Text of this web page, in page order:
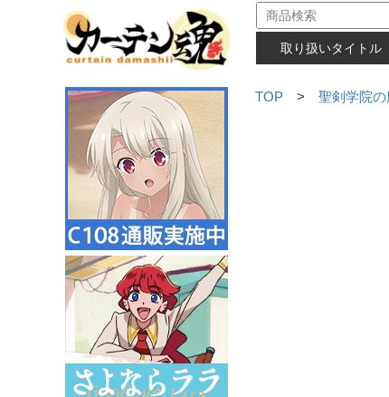
取り扱いタイトル
TOP > 聖剣学院